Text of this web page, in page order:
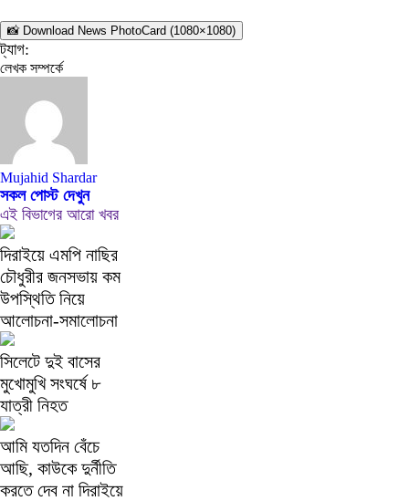
📸 Download News PhotoCard (1080×1080)
ট্যাগ:
লেখক সম্পর্কে
Mujahid Shardar
সকল পোস্ট দেখুন
এই বিভাগের আরো খবর
দিরাইয়ে এমপি নাছির
চৌধুরীর জনসভায় কম
উপস্থিতি নিয়ে
আলোচনা-সমালোচনা
সিলেটে দুই বাসের
মুখোমুখি সংঘর্ষে ৮
যাত্রী নিহত
আমি যতদিন বেঁচে
আছি, কাউকে দুর্নীতি
করতে দেব না দিরাইয়ে